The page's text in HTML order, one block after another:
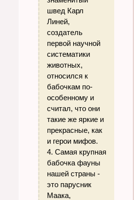
швед Карл
Линей,
создатель
первой научной
систематики
животных,
относился к
бабочкам по-
особенному и
считал, что они
такие же яркие и
прекрасные, как
и герои мифов.
4. Самая крупная
бабочка фауны
нашей страны -
это парусник
Маака,